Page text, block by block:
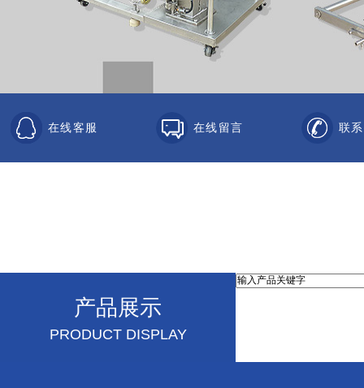
在线客服 在线留言 联
产品展示
PRODUCT DISPLAY